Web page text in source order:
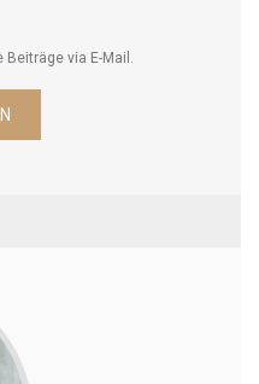
via E-Mail.